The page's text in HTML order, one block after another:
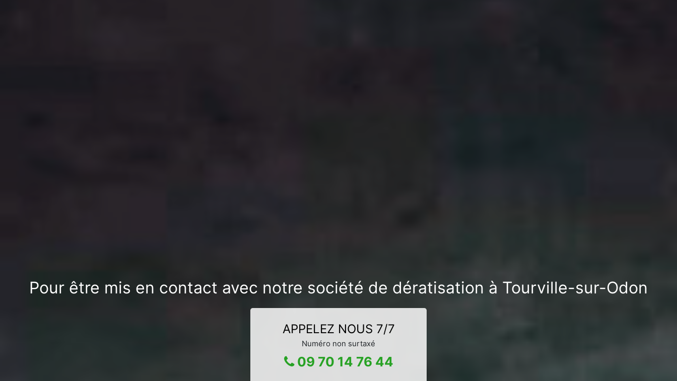
Pour être mis en contact avec notre société de dératisation à Tourville-sur-Odon
APPELEZ NOUS 7/7
Numéro non surtaxé
09 70 14 76 44